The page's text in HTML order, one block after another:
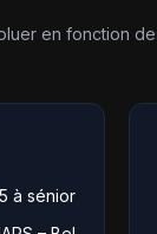
en fonction
à sénior